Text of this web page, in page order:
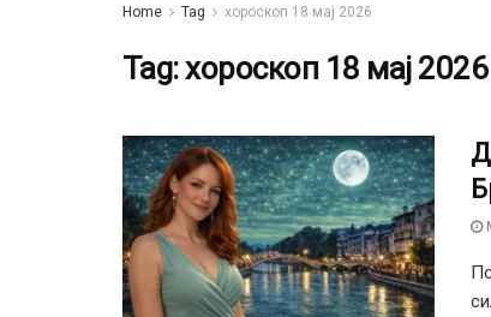
Home Tag хороскоп 18 мај 2026
Tag:хороскоп 18 мај 2026